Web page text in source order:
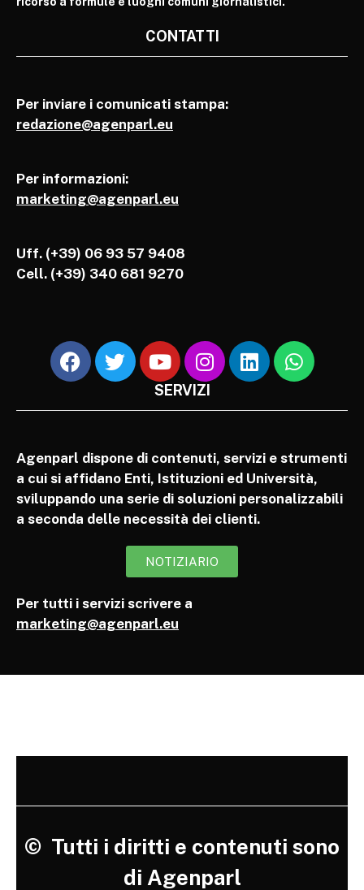
CONTATTI
Per inviare i comunicati stampa:
redazione@agenparl.eu
Per informazioni:
marketing@agenparl.eu
Uff. (+39) 06 93 57 9408
Cell. (+39) 340 681 9270
SERVIZI
Agenparl dispone di contenuti, servizi e strumenti
a cui si affidano Enti, Istituzioni ed Università,
sviluppando una serie di soluzioni personalizzabili
a seconda delle necessità dei clienti.
NOTIZIARIO
Per tutti i servizi scrivere a
marketing@agenparl.eu
© Tutti i diritti e contenuti sono
di Agenparl